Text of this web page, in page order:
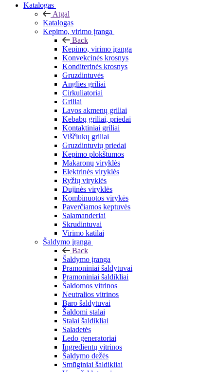
Katalogas
Atgal
Katalogas
Kepimo, virimo įranga
Back
Kepimo, virimo įranga
Konvekcinės krosnys
Konditerinės krosnys
Gruzdintuvės
Anglies griliai
Cirkuliatoriai
Griliai
Lavos akmenų griliai
Kebabų griliai, priedai
Kontaktiniai griliai
Viščiukų griliai
Gruzdintuvių priedai
Kepimo plokštumos
Makaronų viryklės
Elektrinės viryklės
Ryžių viryklės
Dujinės viryklės
Kombinuotos virykės
Paverčiamos keptuvės
Salamanderiai
Skrudintuvai
Virimo katilai
Šaldymo įranga
Back
Šaldymo įranga
Pramoniniai šaldytuvai
Pramoniniai šaldikliai
Šaldomos vitrinos
Neutralios vitrinos
Baro šaldytuvai
Šaldomi stalai
Stalai šaldikliai
Saladetės
Ledo generatoriai
Ingredientų vitrinos
Šaldymo dežės
Smūginiai šaldikliai